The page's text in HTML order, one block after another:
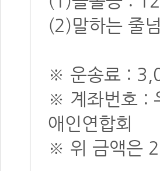
(2)말하는 줄
※ 운송료 :
※ 계좌번호 :
애인연합회
※ 위 금액은